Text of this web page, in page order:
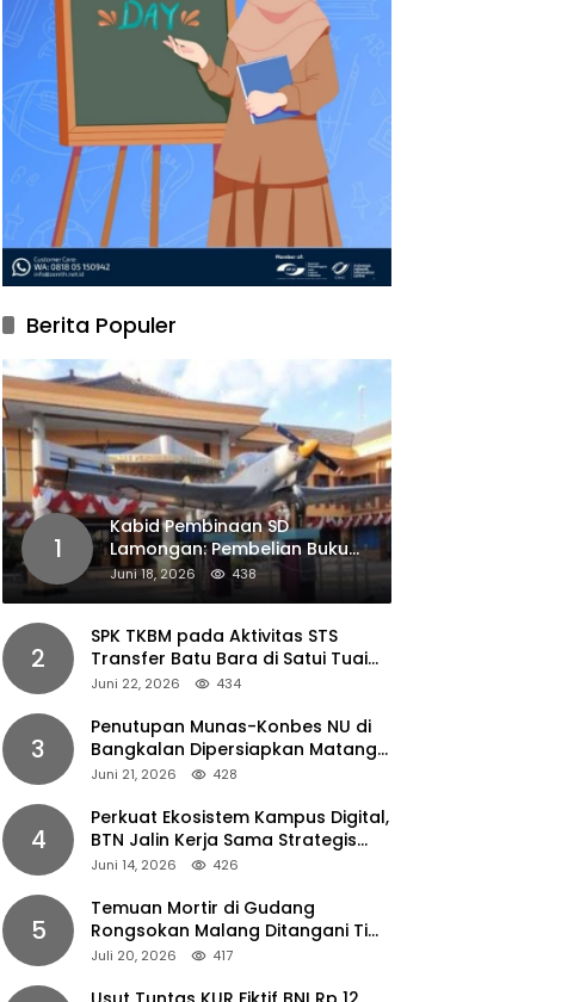
Berita Populer
1
Kabid Pembinaan SD
Lamongan: Pembelian Buku
Pendamping Tidak Boleh
Dipaksakan
Juni 18, 2026 438
2
SPK TKBM pada Aktivitas STS
Transfer Batu Bara di Satui Tuai
Sorotan
Juni 22, 2026 434
3
Penutupan Munas-Konbes NU di
Bangkalan Dipersiapkan Matang,
Gus Ipul Turun Tangan
Juni 21, 2026 428
4
Perkuat Ekosistem Kampus Digital,
BTN Jalin Kerja Sama Strategis
dengan UNAIR
Juni 14, 2026 426
5
Temuan Mortir di Gudang
Rongsokan Malang Ditangani Tim
Gegana Polda Jatim
Juli 20, 2026 417